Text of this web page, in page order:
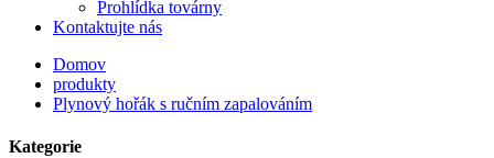
Prohlídka továrny
Kontaktujte nás
Domov
produkty
Plynový hořák s ručním zapalováním
Kategorie